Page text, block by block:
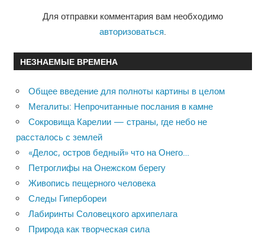
Для отправки комментария вам необходимо
авторизоваться
НЕЗНАЕМЫЕ ВРЕМЕНА
Общее введение для полноты картины в целом
Мегалиты: Непрочитанные послания в камне
Сокровища Карелии — страны, где небо не
рассталось с землей
«Делос, остров бедный» что на Онего…
Петроглифы на Онежском берегу
Живопись пещерного человека
Следы Гипербореи
Лабиринты Соловецкого архипелага
Природа как творческая сила